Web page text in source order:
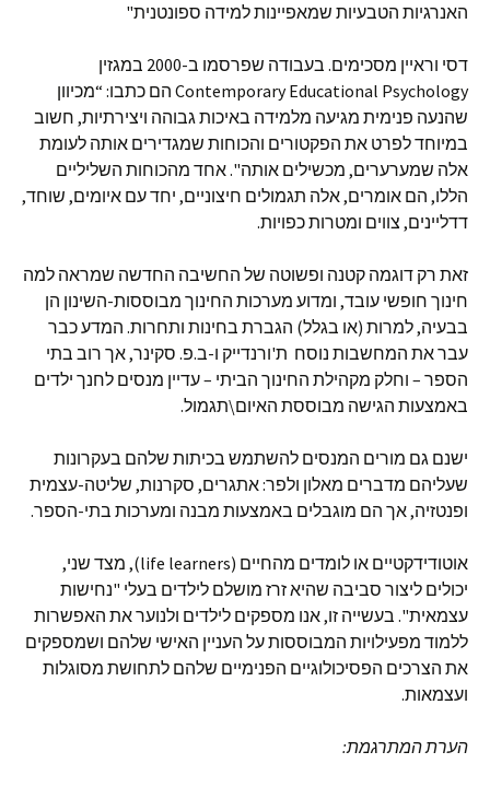
האנרגיות הטבעיות שמאפיינות למידה ספונטנית"
דסי וראיין מסכימים. בעבודה שפרסמו ב-2000 במגזין
Contemporary Educational Psychology הם כתבו: “מכיוון
שהנעה פנימית מגיעה מלמידה באיכות גבוהה ויצירתיות, חשוב
במיוחד לפרט את הפקטורים והכוחות שמגדירים אותה לעומת
אלה שמערערים, מכשילים אותה". אחד מהכוחות השליליים
הללו, הם אומרים, אלה תגמולים חיצוניים, יחד עם איומים, שוחד,
דדליינים, צווים ומטרות כפויות.
זאת רק דוגמה קטנה ופשוטה של החשיבה החדשה שמראה למה
חינוך חופשי עובד, ומדוע מערכות החינוך מבוססות-השינון הן
בבעיה, למרות (או בגלל) הגברת בחינות ותחרות. המדע כבר
עבר את המחשבות נוסח ת'ורנדייק ו-ב.פ. סקינר, אך רוב בתי
הספר – וחלק מקהילת החינוך הביתי – עדיין מנסים לחנך ילדים
באמצעות הגישה מבוססת האיום\תגמול.
ישנם גם מורים המנסים להשתמש בכיתות שלהם בעקרונות
שעליהם מדברים מאלון ולפר: אתגרים, סקרנות, שליטה-עצמית
ופנטזיה, אך הם מוגבלים באמצעות מבנה ומערכות בתי-הספר.
אוטודידקטיים או לומדים מהחיים (life learners), מצד שני,
יכולים ליצור סביבה שהיא זרז מושלם לילדים בעלי "נחישות
עצמאית". בעשייה זו, אנו מספקים לילדים ולנוער את האפשרות
ללמוד מפעילויות המבוססות על העניין האישי שלהם ושמספקים
את הצרכים הפסיכולוגיים הפנימיים שלהם לתחושת מסוגלות
ועצמאות.
הערת המתרגמת: